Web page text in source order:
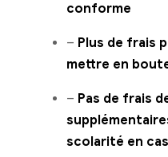
conforme
– Plus de frais
mettre en
– Pas de frais
scolarité en